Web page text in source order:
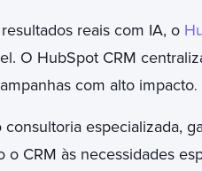
reais com IA, o
O HubSpot CRM
com alto impacto.
especializada,
o CRM às necessidades